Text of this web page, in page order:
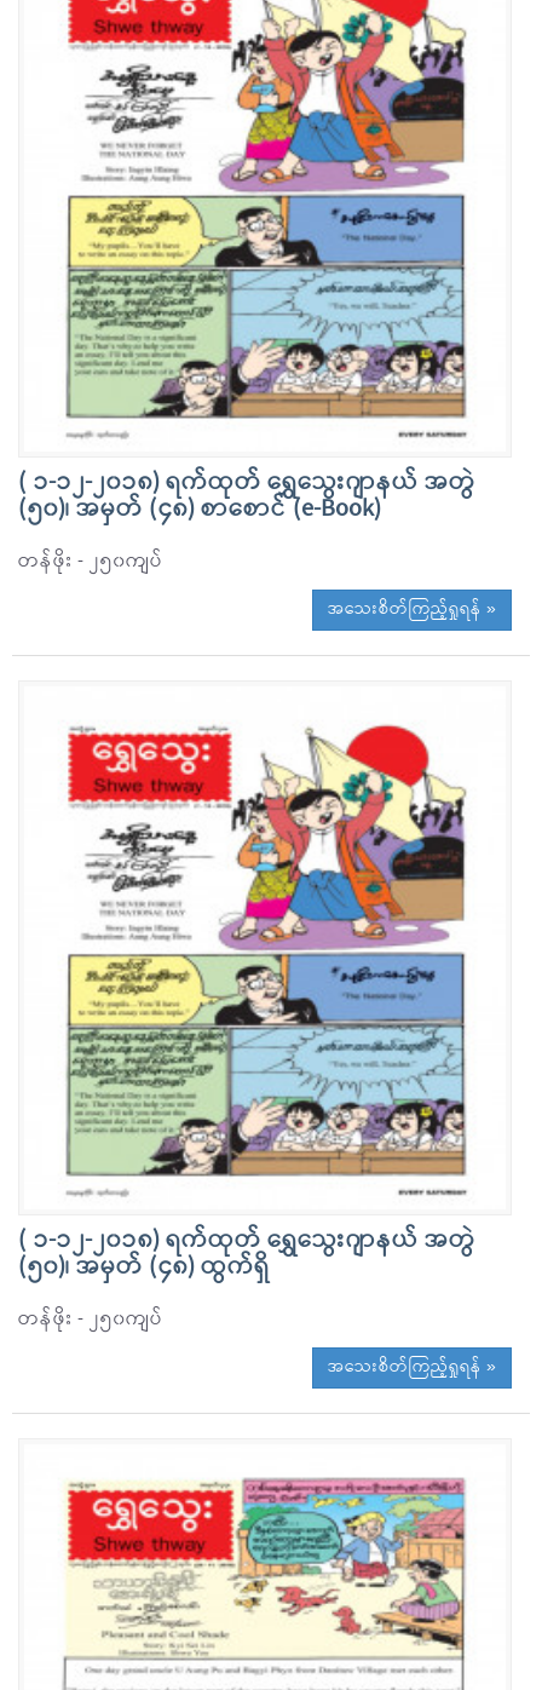
( ၁-၁၂-၂၀၁၈) ရက်ထုတ် ရွှေသွေးဂျာနယ် အတွဲ
(၅၀)၊ အမှတ် (၄၈) စာစောင် (e-Book)
တန်ဖိုး - ၂၅၀ကျပ်
အသေးစိတ်ကြည့်ရှုရန် »
( ၁-၁၂-၂၀၁၈) ရက်ထုတ် ရွှေသွေးဂျာနယ် အတွဲ
(၅၀)၊ အမှတ် (၄၈) ထွက်ရှိ
တန်ဖိုး - ၂၅၀ကျပ်
အသေးစိတ်ကြည့်ရှုရန် »